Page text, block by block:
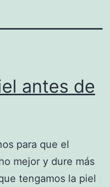
antes de
para que el
mejor y dure más
tengamos la piel